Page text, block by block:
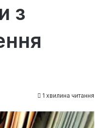
з
1 хвилина читання